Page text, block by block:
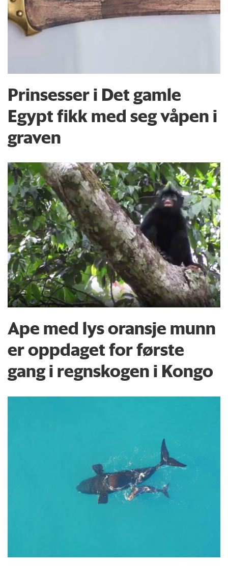
Prinsesser i Det gamle
Egypt fikk med seg våpen i
graven
Ape med lys oransje munn
er oppdaget for første
gang i regnskogen i Kongo